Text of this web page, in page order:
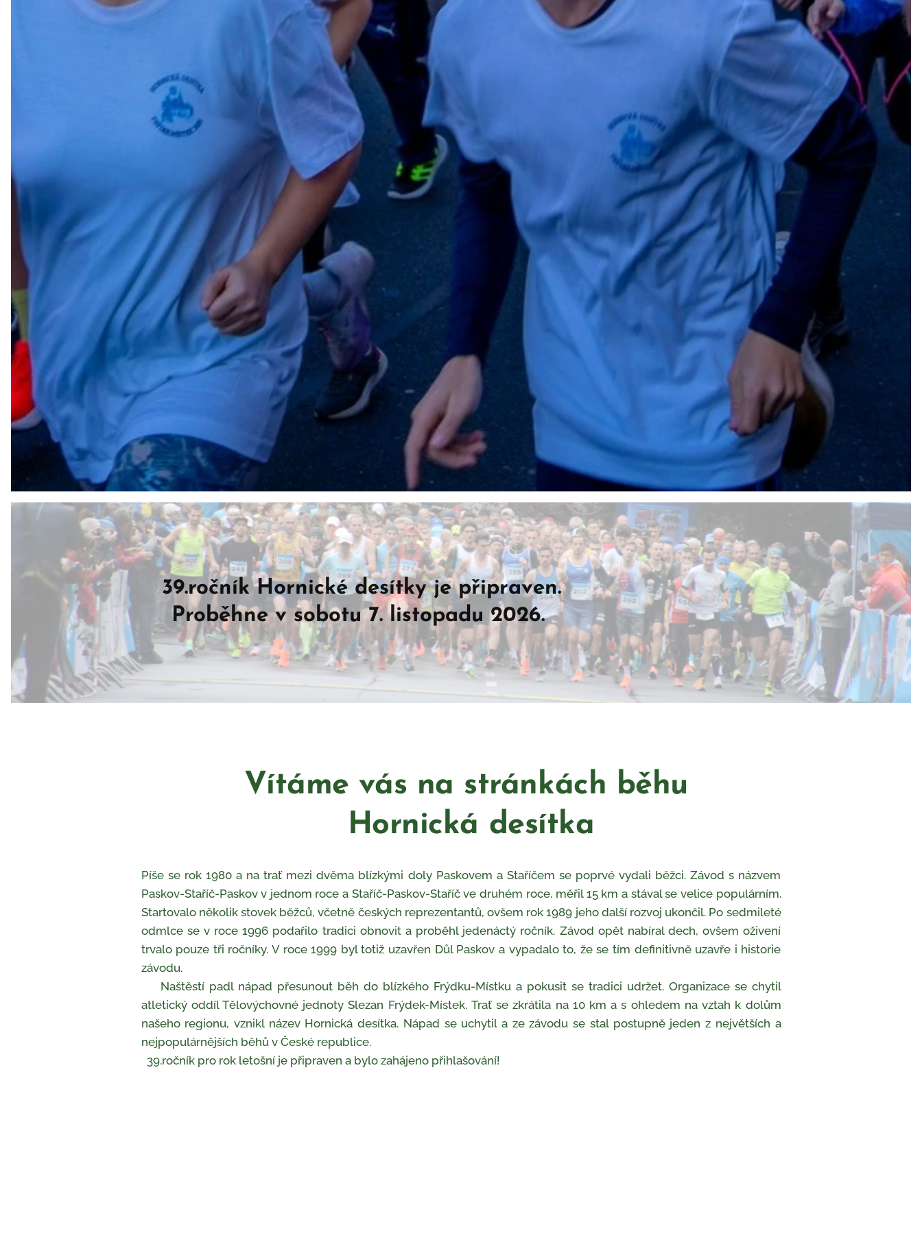
39.ročník Hornické desítky je připraven.
Proběhne v sobotu 7. listopadu 2026.
Vítáme vás na stránkách běhu
Hornická desítka
Píše se rok 1980 a na trať mezi dvěma blízkými doly Paskovem a Staříčem se poprvé vydali běžci. Závod s názvem
Paskov-Staříč-Paskov v jednom roce a Staříč-Paskov-Staříč ve druhém roce, měřil 15 km a stával se velice populárním.
Startovalo několik stovek běžců, včetně českých reprezentantů, ovšem rok 1989 jeho další rozvoj ukončil. Po sedmileté
odmlce se v roce 1996 podařilo tradici obnovit a proběhl jedenáctý ročník. Závod opět nabíral dech, ovšem oživení
trvalo pouze tři ročníky. V roce 1999 byl totiž uzavřen Důl Paskov a vypadalo to, že se tím definitivně uzavře i historie
závodu.
Naštěstí padl nápad přesunout běh do blízkého Frýdku-Místku a pokusit se tradici udržet. Organizace se chytil
atletický oddíl Tělovýchovné jednoty Slezan Frýdek-Místek. Trať se zkrátila na 10 km a s ohledem na vztah k dolům
našeho regionu, vznikl název Hornická desítka. Nápad se uchytil a ze závodu se stal postupně jeden z největších a
nejpopulárnějších běhů v České republice.
39.ročník pro rok letošní je připraven a bylo zahájeno přihlašování!